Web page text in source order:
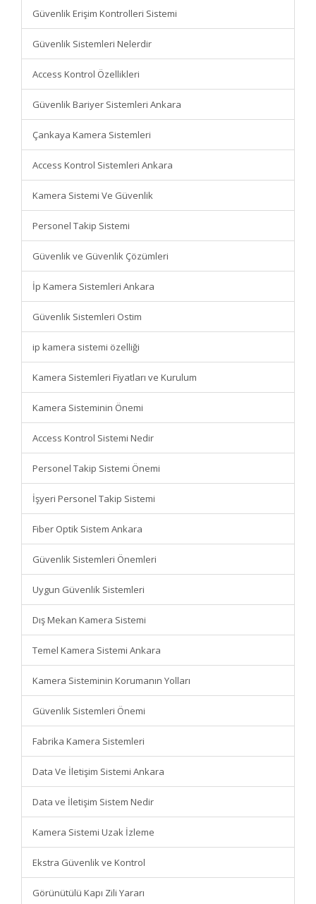
Güvenlik Erişim Kontrolleri Sistemi
Güvenlik Sistemleri Nelerdir
Access Kontrol Özellikleri
Güvenlik Bariyer Sistemleri Ankara
Çankaya Kamera Sistemleri
Access Kontrol Sistemleri Ankara
Kamera Sistemi Ve Güvenlik
Personel Takip Sistemi
Güvenlik ve Güvenlik Çözümleri
İp Kamera Sistemleri Ankara
Güvenlik Sistemleri Ostim
ip kamera sistemi özelliği
Kamera Sistemleri Fiyatları ve Kurulum
Kamera Sisteminin Önemi
Access Kontrol Sistemi Nedir
Personel Takip Sistemi Önemi
İşyeri Personel Takip Sistemi
Fiber Optik Sistem Ankara
Güvenlik Sistemleri Önemleri
Uygun Güvenlik Sistemleri
Dış Mekan Kamera Sistemi
Temel Kamera Sistemi Ankara
Kamera Sisteminin Korumanın Yolları
Güvenlik Sistemleri Önemi
Fabrika Kamera Sistemleri
Data Ve İletişim Sistemi Ankara
Data ve İletişim Sistem Nedir
Kamera Sistemi Uzak İzleme
Ekstra Güvenlik ve Kontrol
Görünütülü Kapı Zili Yararı